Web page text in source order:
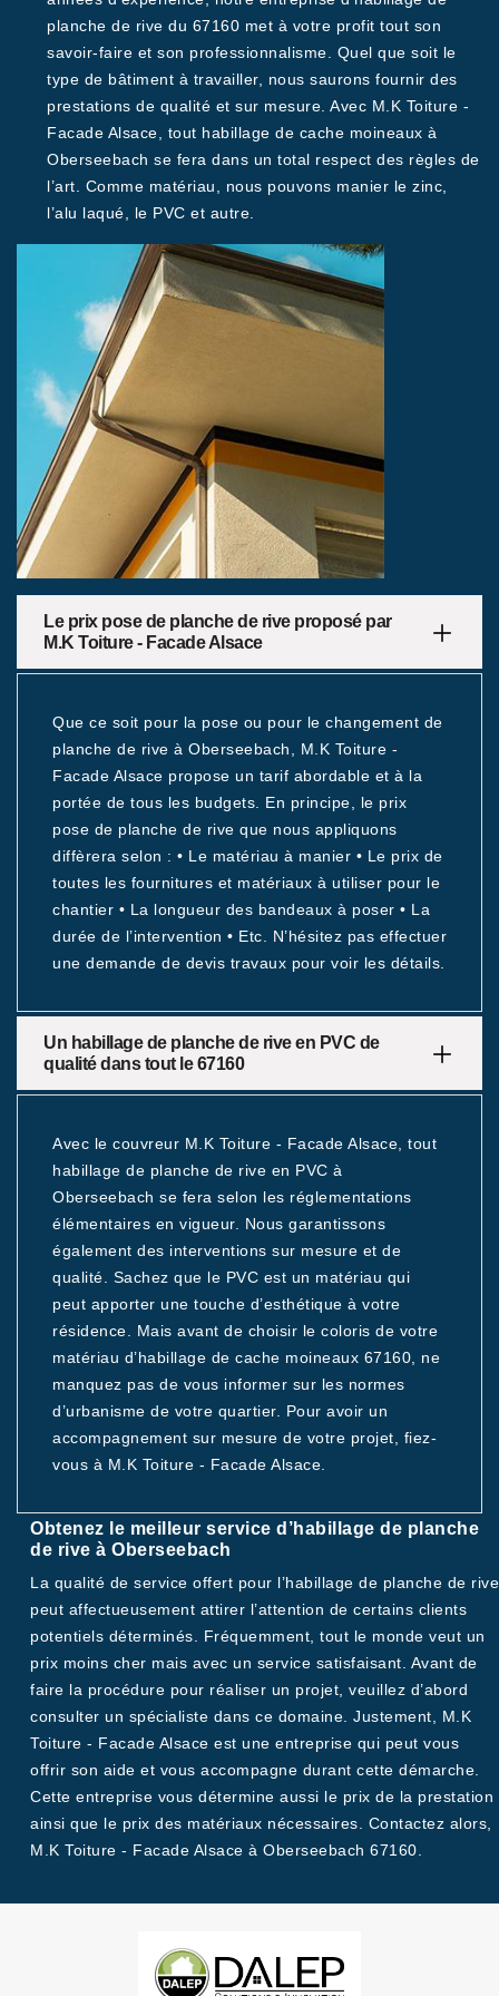
planche de rive du 67160 met à votre profit tout son
savoir-faire et son professionnalisme. Quel que soit le
type de bâtiment à travailler, nous saurons fournir des
prestations de qualité et sur mesure. Avec M.K Toiture -
Facade Alsace, tout habillage de cache moineaux à
Oberseebach se fera dans un total respect des règles de
l’art. Comme matériau, nous pouvons manier le zinc,
l’alu laqué, le PVC et autre.
Le prix pose de planche de rive proposé par
M.K Toiture - Facade Alsace
Que ce soit pour la pose ou pour le changement de
planche de rive à Oberseebach, M.K Toiture -
Facade Alsace propose un tarif abordable et à la
portée de tous les budgets. En principe, le prix
pose de planche de rive que nous appliquons
diffèrera selon : • Le matériau à manier • Le prix de
toutes les fournitures et matériaux à utiliser pour le
chantier • La longueur des bandeaux à poser • La
durée de l’intervention • Etc. N’hésitez pas effectuer
une demande de devis travaux pour voir les détails.
Un habillage de planche de rive en PVC de
qualité dans tout le 67160
Avec le couvreur M.K Toiture - Facade Alsace, tout
habillage de planche de rive en PVC à
Oberseebach se fera selon les réglementations
élémentaires en vigueur. Nous garantissons
également des interventions sur mesure et de
qualité. Sachez que le PVC est un matériau qui
peut apporter une touche d’esthétique à votre
résidence. Mais avant de choisir le coloris de votre
matériau d’habillage de cache moineaux 67160, ne
manquez pas de vous informer sur les normes
d’urbanisme de votre quartier. Pour avoir un
accompagnement sur mesure de votre projet, fiez-
vous à M.K Toiture - Facade Alsace.
Obtenez le meilleur service d’habillage de planche
de rive à Oberseebach
La qualité de service offert pour l’habillage de planche de rive
peut affectueusement attirer l’attention de certains clients
potentiels déterminés. Fréquemment, tout le monde veut un
prix moins cher mais avec un service satisfaisant. Avant de
faire la procédure pour réaliser un projet, veuillez d’abord
consulter un spécialiste dans ce domaine. Justement, M.K
Toiture - Facade Alsace est une entreprise qui peut vous
offrir son aide et vous accompagne durant cette démarche.
Cette entreprise vous détermine aussi le prix de la prestation
ainsi que le prix des matériaux nécessaires. Contactez alors,
M.K Toiture - Facade Alsace à Oberseebach 67160.